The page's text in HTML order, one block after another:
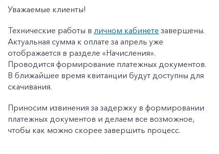
Уважаемые клиенты!
Технические работы в личном кабинете завершены.
Актуальная сумма к оплате за апрель уже
отображается в разделе «Начисления».
Проводится формирование платежных документов.
В ближайшее время квитанции будут доступны для
скачивания.
Приносим извинения за задержку в формировании
платежных документов и делаем все возможное,
чтобы как можно скорее завершить процесс.